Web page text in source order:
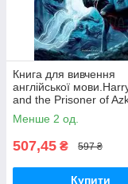
Книга для вивчення
англійської
and the Prisoner of
Менше 2 од.
507,45 ₴ 597 ₴
Купити